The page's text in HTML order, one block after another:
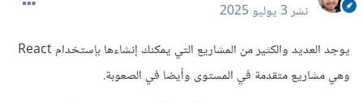
نشر3 يوليو 2025
يوجد العديد والكثير من المشاريع التي يمكنك إنشاءها بإستخدام React
وهي مشاريع متقدمة في المستوى وأيضا في الصعوبة.